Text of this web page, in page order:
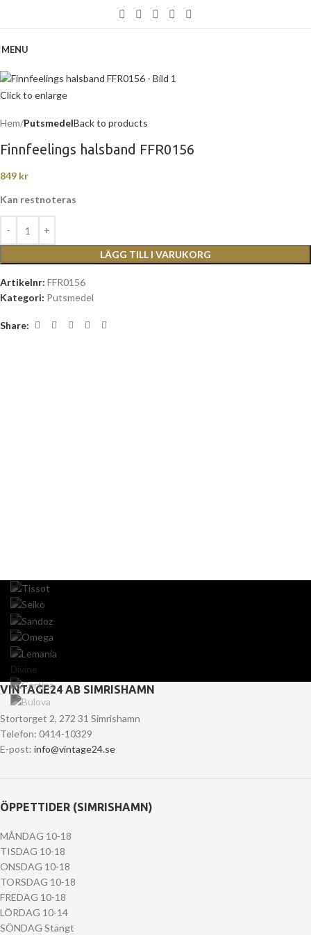
MENU
Click to enlarge
Hem PutsmedelBack to products
Finnfeelings halsband FFR0156
849 kr
Kan restnoteras
LÄGG TILL I VARUKORG
Artikelnr: FFR0156
Kategori: Putsmedel
Share:
Divine
VINTAGE24 AB SIMRISHAMN
Stortorget 2, 272 31 Simrishamn
Telefon: 0414-10329
E-post: info@vintage24.se
ÖPPETTIDER (SIMRISHAMN)
MÅNDAG 10-18
TISDAG 10-18
ONSDAG 10-18
TORSDAG 10-18
FREDAG 10-18
LÖRDAG 10-14
SÖNDAG Stängt